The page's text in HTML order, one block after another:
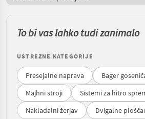
To bi vas lahko tudi zanimalo
USTREZNE KATEGORIJE
Presejalne naprava Bager
Majhni stroji
Sistemi za hitro
Nakladalni žerjav
Dvigalne